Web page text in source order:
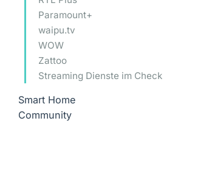
Paramount+
waipu.tv
WOW
Zattoo
Streaming Dienste im Check
Smart Home
Community